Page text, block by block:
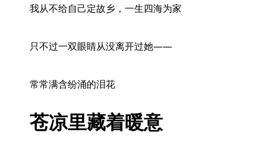
我从不给自己定故乡，一生四海为家
只不过一双眼睛从没离开过她——
常常满含纷涌的泪花
苍凉里藏着暖意